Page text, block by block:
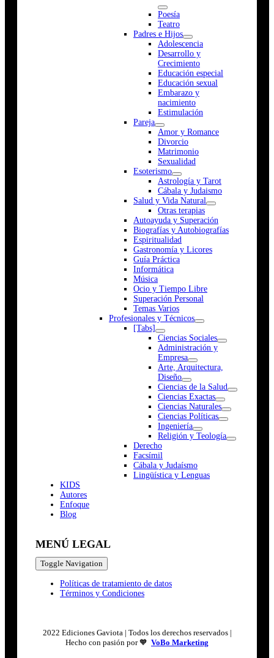
Poesía
Teatro
Padres e Hijos
Adolescencia
Desarrollo y
Crecimiento
Educación especial
Educación sexual
Embarazo y
nacimiento
Estimulación
Pareja
Amor y Romance
Divorcio
Matrimonio
Sexualidad
Esoterismo
Astrología y Tarot
Cábala y Judaismo
Salud y Vida Natural
Otras terapias
Autoayuda y Superación
Biografías y Autobiografías
Espiritualidad
Gastronomía y Licores
Guía Práctica
Informática
Música
Ocio y Tiempo Libre
Superación Personal
Temas Varios
Profesionales y Técnicos
[Tabs]
Ciencias Sociales
Administración y
Empresa
Arte, Arquitectura,
Diseño
Ciencias de la Salud
Ciencias Exactas
Ciencias Naturales
Ciencias Políticas
Ingeniería
Religión y Teología
Derecho
Facsímil
Cábala y Judaísmo
Lingüística y Lenguas
KIDS
Autores
Enfoque
Blog
MENÚ LEGAL
Toggle Navigation
Políticas de tratamiento de datos
Términos y Condiciones
2022 Ediciones Gaviota | Todos los derechos reservados |
Hecho con pasión por 🧡 VoBo Marketing